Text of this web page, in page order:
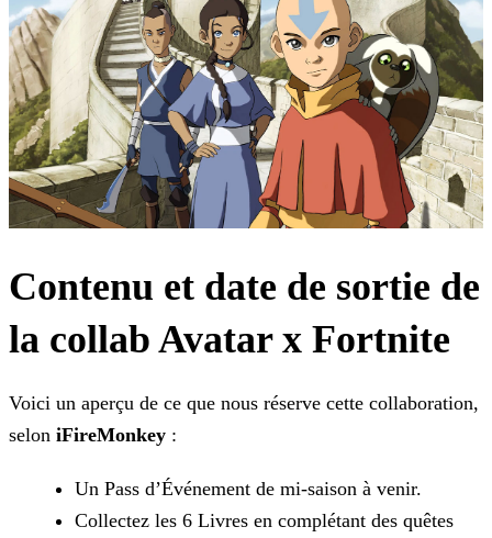
Contenu et date de sortie de
la collab Avatar x Fortnite
Voici un aperçu de ce que nous réserve cette collaboration,
selon iFireMonkey :
Un Pass d’Événement de mi-saison à venir.
Collectez les 6 Livres en complétant des quêtes